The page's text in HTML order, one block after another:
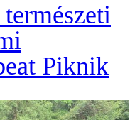
Piknik